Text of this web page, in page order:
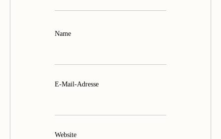
Name
E-Mail-Adresse
Website